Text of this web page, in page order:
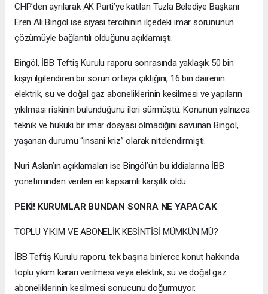
CHP’den ayrılarak AK Parti’ye katılan Tuzla Belediye Başkanı
Eren Ali Bingöl ise siyasi tercihinin ilçedeki imar sorununun
çözümüyle bağlantılı olduğunu açıklamıştı.
Bingöl, İBB Teftiş Kurulu raporu sonrasında yaklaşık 50 bin
kişiyi ilgilendiren bir sorun ortaya çıktığını, 16 bin dairenin
elektrik, su ve doğal gaz aboneliklerinin kesilmesi ve yapıların
yıkılması riskinin bulunduğunu ileri sürmüştü. Konunun yalnızca
teknik ve hukuki bir imar dosyası olmadığını savunan Bingöl,
yaşanan durumu “insani kriz” olarak nitelendirmişti.
Nuri Aslan’ın açıklamaları ise Bingöl’ün bu iddialarına İBB
yönetiminden verilen en kapsamlı karşılık oldu.
PEKİ! KURUMLAR BUNDAN SONRA NE YAPACAK
TOPLU YIKIM VE ABONELİK KESİNTİSİ MÜMKÜN MÜ?
İBB Teftiş Kurulu raporu, tek başına binlerce konut hakkında
toplu yıkım kararı verilmesi veya elektrik, su ve doğal gaz
aboneliklerinin kesilmesi sonucunu doğurmuyor.